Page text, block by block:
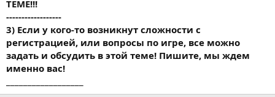
ТЕМЕ!!!
------------------
3) Если у кого-то возникнут сложности с
регистрацией, или вопросы по игре, все можно
задать и обсудить в этой теме! Пишите, мы ждем
именно вас!